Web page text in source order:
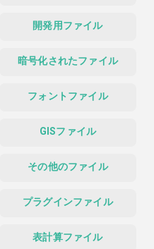
開発用ファイル
暗号化されたファイル
フォントファイル
GISファイル
その他のファイル
プラグインファイル
表計算ファイル